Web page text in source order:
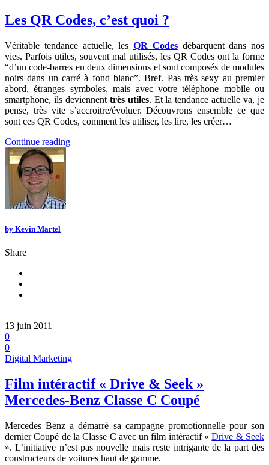
Les QR Codes, c’est quoi ?
Véritable tendance actuelle, les QR Codesdébarquent dans nos
vies. Parfois utiles, souvent mal utilisés, les QR Codes ont la forme
“d’un code-barres en deux dimensions et sont composés de modules
noirs dans un carré à fond blanc”. Bref. Pas très sexy au premier
abord, étranges symboles, mais avec votre téléphone mobile ou
smartphone, ils deviennent très utiles. Et la tendance actuelle va, je
pense, très vite s’accroitre/évoluer. Découvrons ensemble ce que
sont ces QR Codes, comment les utiliser, les lire, les créer…
Continue reading
by Kevin Martel
Share
13 juin 2011
0
0
Digital Marketing
Film intéractif « Drive & Seek »
Mercedes-Benz Classe C Coupé
Mercedes Benz a démarré sa campagne promotionnelle pour son
dernier Coupé de la Classe C avec un film intéractif «Drive & Seek
». L’initiative n’est pas nouvelle mais reste intrigante de la part des
constructeurs de voitures haut de gamme.